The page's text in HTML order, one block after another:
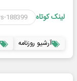
لینک کوتاه
آرشیو روزنامه